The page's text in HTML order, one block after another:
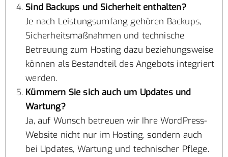
Sind Backups und Sicherheit enthalten?
Je nach Leistungsumfang gehören Backups,
Sicherheitsmaßnahmen und technische
Betreuung zum Hosting dazu beziehungsweise
können als Bestandteil des Angebots integriert
werden.
Kümmern Sie sich auch um Updates und
Wartung?
Ja, auf Wunsch betreuen wir Ihre WordPress-
Website nicht nur im Hosting, sondern auch
bei Updates, Wartung und technischer Pflege.